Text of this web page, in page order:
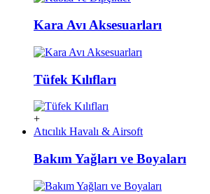
Kara Avı Aksesuarları
Tüfek Kılıfları
+
Atıcılık Havalı & Airsoft
Bakım Yağları ve Boyaları